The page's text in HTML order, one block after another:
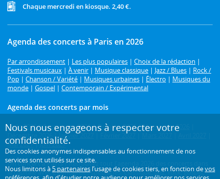
Chaque mercredi en kiosque. 2,40 €.
Agenda des concerts à Paris en 2026
Par arrondissement | Les plus populaires | Choix de la rédaction |
Festivals musicaux | À venir | Musique classique | Jazz / Blues | Rock /
Pop | Chanson / Variété | Musiques urbaines | Électro | Musiques du
monde | Gospel | Contemporain / Expérimental
Agenda des concerts par mois
Août 2026| Septembre 2026|Octobre 2026|Novembre 2026
Décembre 2026
| Janvier 2027 Février 2027
Mai 2027| Juin 2027
Un concert à Paris ?Retrouvez tout l'agenda 2026 des concerts dans
la capitale avec L'Officiel des spectacles. Classique, jazz, rock, gospel,
Nous nous engageons à respecter votre
confidentialité.
Des cookies anonymes indispensables au fonctionnement de nos
services sont utilisés sur ce site.
Nous limitons à 5 partenaires l’usage de cookies tiers, en fonction devos